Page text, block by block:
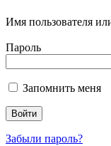
Имя пользователя
Пароль
Запомнить меня
Забыли пароль?